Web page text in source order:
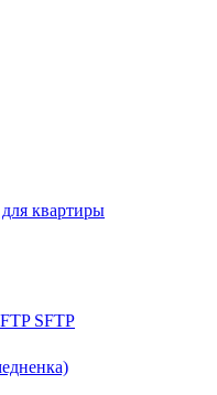
квартиры
SFTP